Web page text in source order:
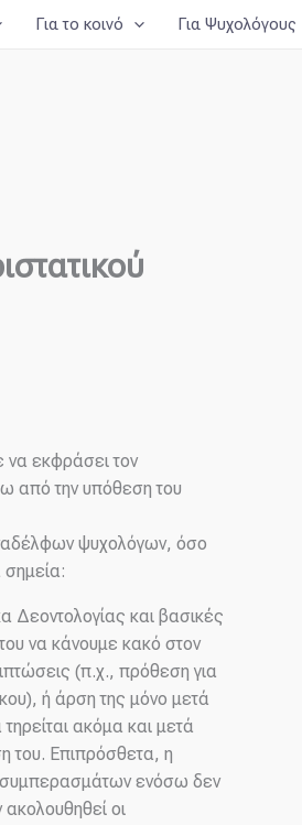
Για το κοινό Για Ψυχολόγους
να εκφράσει τον
από την υπόθεση του
ψυχολόγων, όσο
σημεία:
και βασικές
να κάνουμε κακό στον
(π.χ., πρόθεση για
ή άρση της μόνο μετά
ακόμα και μετά
του. Επιπρόσθετα, η
συμπερασμάτων ενόσω δεν
οι